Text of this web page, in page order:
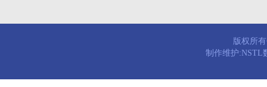
版权所
制作维护:NSTL